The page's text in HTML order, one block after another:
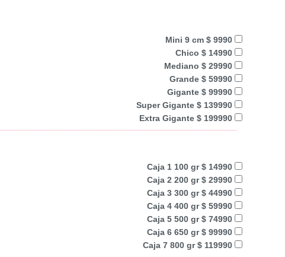
Mini 9 cm $ 9990
Chico $ 14990
Mediano $ 29990
Grande $ 59990
Gigante $ 99990
Super Gigante $ 139990
Extra Gigante $ 199990
Caja 1 100 gr $ 14990
Caja 2 200 gr $ 29990
Caja 3 300 gr $ 44990
Caja 4 400 gr $ 59990
Caja 5 500 gr $ 74990
Caja 6 650 gr $ 99990
Caja 7 800 gr $ 119990